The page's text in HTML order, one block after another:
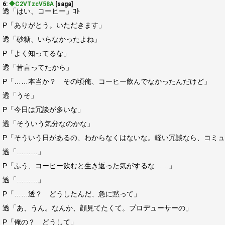
6: ◆C2VTzcV58A [saga]
透「はい、コーヒー」ｺﾄ
P「ありがとう。いただきます」
透「砂糖、いらなかったよね」
P「よく知ってるな」
透「昔言ってたから」
P「……本当か？ その頃俺、コーヒー飲んでなかったんだけど」
透「うそ」
P「今日は冗談が多いな」
透「そういう気分なのかな」
P「そういう日があるの、わからなくはないな。軽い冗談なら、コミ
透「………」
P「ふう、コーヒー飲むと生き返った気がするな……」
透「………」
P「……透？ どうしたんだ、急に黙って」
透「あ、うん。なんか、顔見てたくて。プロデューサーの」
P「俺の？ どうして」